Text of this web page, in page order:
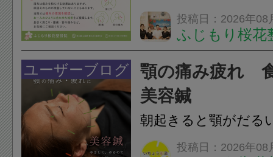
らえますか？A. はい
湿布は痛みを和らげ
すが、原因そのもの
いこともあります。
原因を確認し、お一
投稿日：2026年08
ふじもり桜花
ユーザーブログ
顎の痛み疲れ
美容鍼
朝起きると顎がだる
ありませんか？無意
投稿日：2026年08